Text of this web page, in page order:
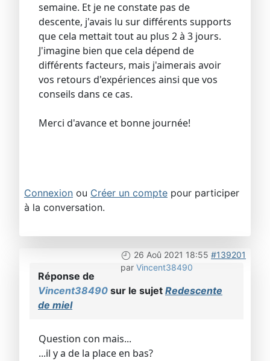
semaine. Et je ne constate pas de
descente, j'avais lu sur différents supports
que cela mettait tout au plus 2 à 3 jours.
J'imagine bien que cela dépend de
différents facteurs, mais j'aimerais avoir
vos retours d'expériences ainsi que vos
conseils dans ce cas.
Merci d'avance et bonne journée!
Connexion ou Créer un compte pour participer
à la conversation.
26 Aoû 2021 18:55 #139201
par Vincent38490
Réponse de
Vincent38490 sur le sujet Redescente
de miel
Question con mais...
...il y a de la place en bas?